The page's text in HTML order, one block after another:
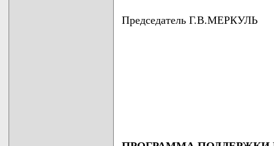
Председатель Г.В.МЕРКУЛЬ